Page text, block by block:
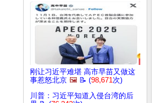
刚让习近平难堪 高市早苗又做这
事惹怒北京 🖼️ 📝 (98,671次)
川普：习近平知道入侵台湾的后